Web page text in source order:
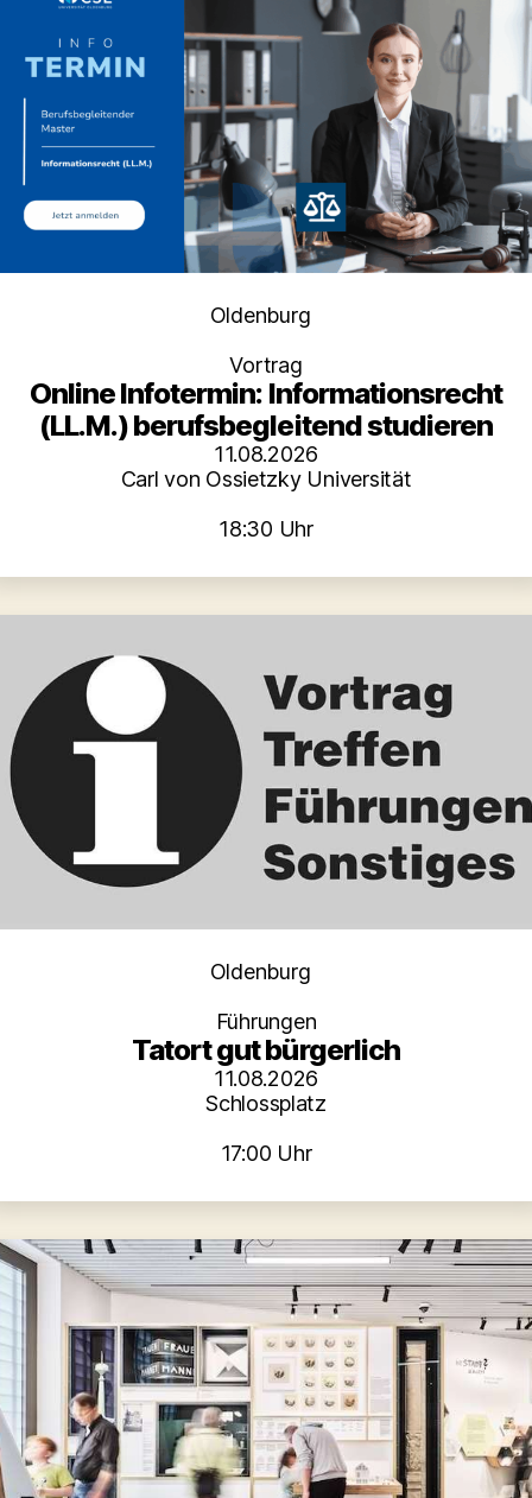
Kategorien
Oldenburg
Vortrag
Online Infotermin: Informationsrecht
(LL.M.) berufsbegleitend studieren
11.08.2026
Carl von Ossietzky Universität
18:30 Uhr
Kategorien
Oldenburg
Führungen
Tatort gut bürgerlich
11.08.2026
Schlossplatz
17:00 Uhr